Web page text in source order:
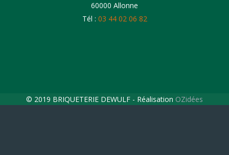
60000 Allonne
Tél : 03 44 02 06 82
© 2019 BRIQUETERIE DEWULF - Réalisation OZidées